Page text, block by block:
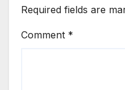
Required fields are
Comment *